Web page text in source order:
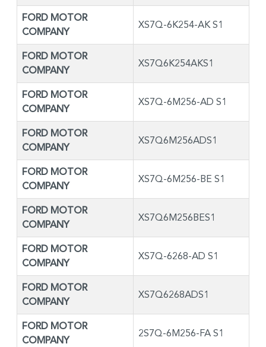
FORD MOTOR
COMPANY
XS7Q-6K254-AK S1
FORD MOTOR
COMPANY
XS7Q6K254AKS1
FORD MOTOR
COMPANY
XS7Q-6M256-AD S1
FORD MOTOR
COMPANY
XS7Q6M256ADS1
FORD MOTOR
COMPANY
XS7Q-6M256-BE S1
FORD MOTOR
COMPANY
XS7Q6M256BES1
FORD MOTOR
COMPANY
XS7Q-6268-AD S1
FORD MOTOR
COMPANY
XS7Q6268ADS1
FORD MOTOR
COMPANY
2S7Q-6M256-FA S1